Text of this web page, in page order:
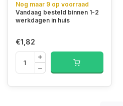
Nog maar 9 op voorraad
Vandaag besteld binnen 1-2
werkdagen in huis
€1,82